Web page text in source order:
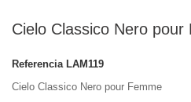
Cielo Classico Nero pour
Referencia LAM119
Cielo Classico Nero pour Femme